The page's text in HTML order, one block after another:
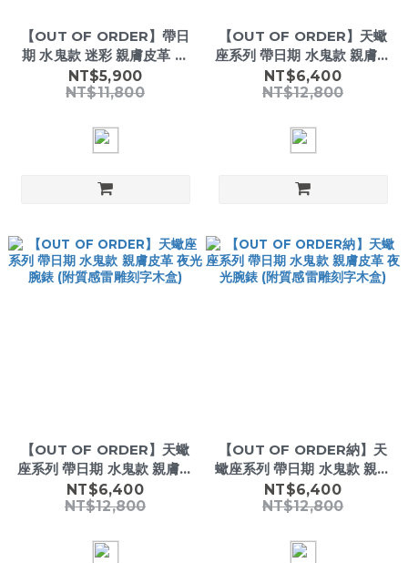
【OUT OF ORDER】帶日
期 水鬼款 迷彩 親膚皮革 夜
光腕錶 (附質感雷雕刻字木
盒)
NT$5,900
NT$11,800
【OUT OF ORDER】天蠍
座系列 帶日期 水鬼款 親膚皮
革 夜光腕錶 (附質感雷雕刻
字木盒)
NT$6,400
NT$12,800
【OUT OF ORDER】天蠍
座系列 帶日期 水鬼款 親膚皮
革 夜光腕錶 (附質感雷雕刻
字木盒)
NT$6,400
NT$12,800
【OUT OF ORDER納】天
蠍座系列 帶日期 水鬼款 親膚
皮革 夜光腕錶 (附質感雷雕
刻字木盒)
NT$6,400
NT$12,800